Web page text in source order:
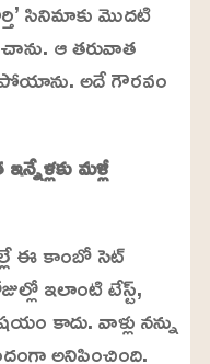
సినిమాకు మొదటి
ఆ తరువాత
అదే గౌరవం
మళ్లీ
ఈ కాంబో సెట్
ఇలాంటి టేస్ట్,
కాదు. వాళ్లు నన్ను
అనిపించింది.